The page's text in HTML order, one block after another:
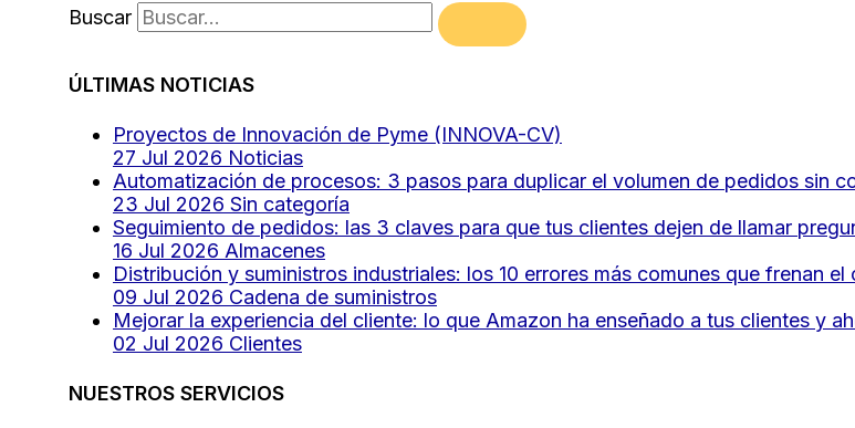
Buscar
ÚLTIMAS NOTICIAS
Proyectos de Innovación de Pyme (INNOVA-CV)
27 Jul 2026 Noticias
Automatización de procesos: 3 pasos para duplicar el volumen de pedidos sin
23 Jul 2026 Sin categoría
Seguimiento de pedidos: las 3 claves para que tus clientes dejen de llamar
16 Jul 2026 Almacenes
Distribución y suministros industriales: los 10 errores más comunes que frenan
09 Jul 2026 Cadena de suministros
Mejorar la experiencia del cliente: lo que Amazon ha enseñado a tus clientes y
02 Jul 2026 Clientes
NUESTROS SERVICIOS